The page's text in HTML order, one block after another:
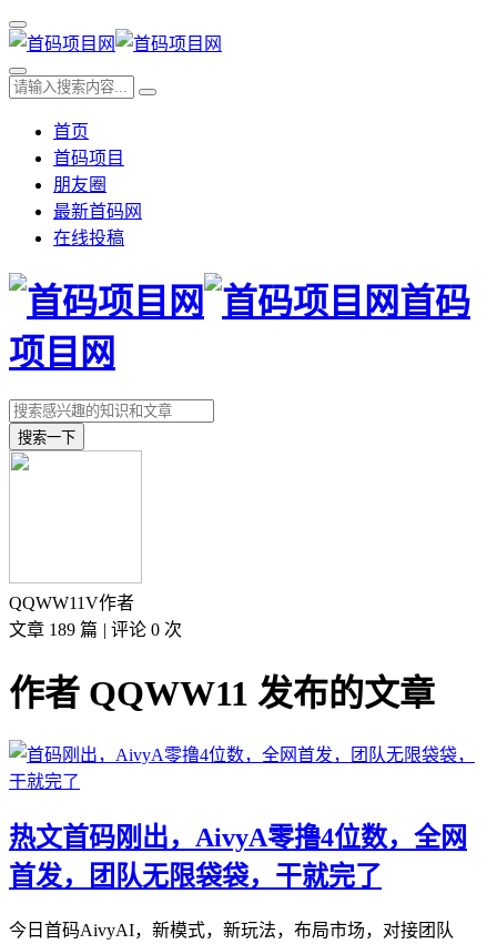
首页
首码项目
朋友圈
最新首码网
在线投稿
首码
项目网
搜索一下
QQWW11V作者
文章 189 篇 | 评论 0 次
作者 QQWW11 发布的文章
热文首码刚出，AivyA零撸4位数，全网
首发，团队无限袋袋，干就完了
今日首码AivyAI，新模式，新玩法，布局市场，对接团队